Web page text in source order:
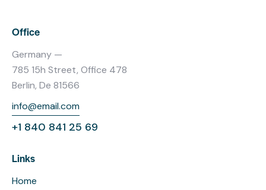
Office
Germany —
785 15h Street, Office 478
Berlin, De 81566
info@email.com
+1 840 841 25 69
Links
Home